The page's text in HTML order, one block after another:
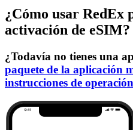
¿Cómo usar RedEx
activación de eSIM?
¿Todavía no tienes una
paquete de la aplicación
instrucciones de